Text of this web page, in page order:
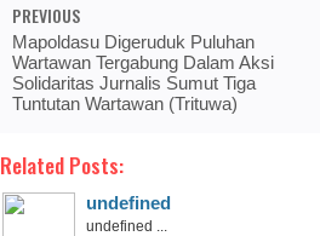
PREVIOUS
Mapoldasu Digeruduk Puluhan
Wartawan Tergabung Dalam Aksi
Solidaritas Jurnalis Sumut Tiga
Tuntutan Wartawan (Trituwa)
Related Posts:
undefined
undefined ...